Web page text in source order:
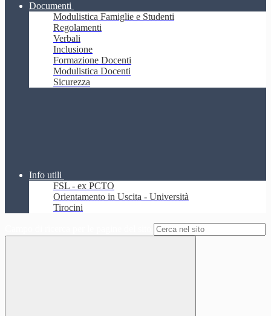
Documenti
Modulistica Famiglie e Studenti
Regolamenti
Verbali
Inclusione
Formazione Docenti
Modulistica Docenti
Sicurezza
Info utili
FSL - ex PCTO
Orientamento in Uscita - Università
Tirocini